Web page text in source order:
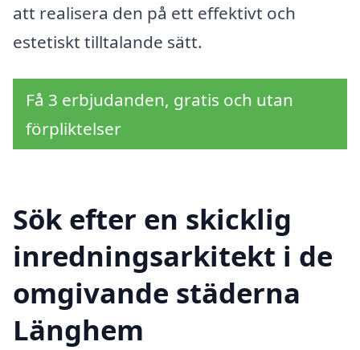
att realisera den på ett effektivt och
estetiskt tilltalande sätt.
Få 3 erbjudanden, gratis och utan
förpliktelser
Sök efter en skicklig
inredningsarkitekt i de
omgivande städerna
Länghem